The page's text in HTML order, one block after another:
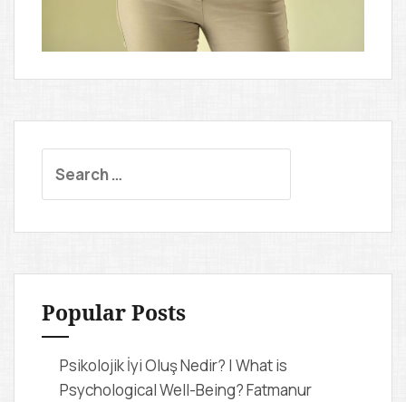
r
f
o
Popular Posts
Psikolojik İyi Oluş Nedir? | What is
Psychological Well-Being?Fatmanur